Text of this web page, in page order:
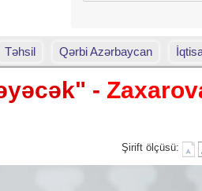
Təhsil Qərbi Azərbaycan
-
Şirift ölçüsü: